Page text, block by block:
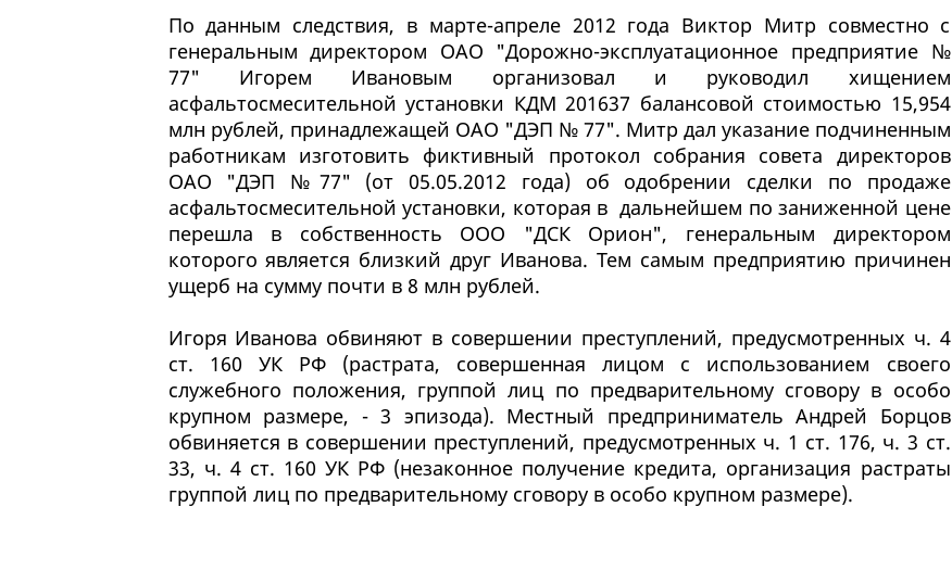
По данным следствия, в марте-апреле 2012 года Виктор Митр совместно с
генеральным директором ОАО "Дорожно-эксплуатационное предприятие №
77" Игорем Ивановым организовал и руководил хищением
асфальтосмесительной установки КДМ 201637 балансовой стоимостью 15,954
млн рублей, принадлежащей ОАО "ДЭП № 77". Митр дал указание подчиненным
работникам изготовить фиктивный протокол собрания совета директоров
ОАО "ДЭП №77" (от 05.05.2012 года) об одобрении сделки по продаже
асфальтосмесительной установки, которая в дальнейшем по заниженной цене
перешла в собственность ООО "ДСК Орион", генеральным директором
которого является близкий друг Иванова. Тем самым предприятию причинен
ущерб на сумму почти в 8 млн рублей.
Игоря Иванова обвиняют в совершении преступлений, предусмотренных ч. 4
ст. 160 УК РФ (растрата, совершенная лицом с использованием своего
служебного положения, группой лиц по предварительному сговору в особо
крупном размере, - 3 эпизода). Местный предприниматель Андрей Борцов
обвиняется в совершении преступлений, предусмотренных ч. 1 ст. 176, ч. 3 ст.
33, ч. 4 ст. 160 УК РФ (незаконное получение кредита, организация растраты
группой лиц по предварительному сговору в особо крупном размере).